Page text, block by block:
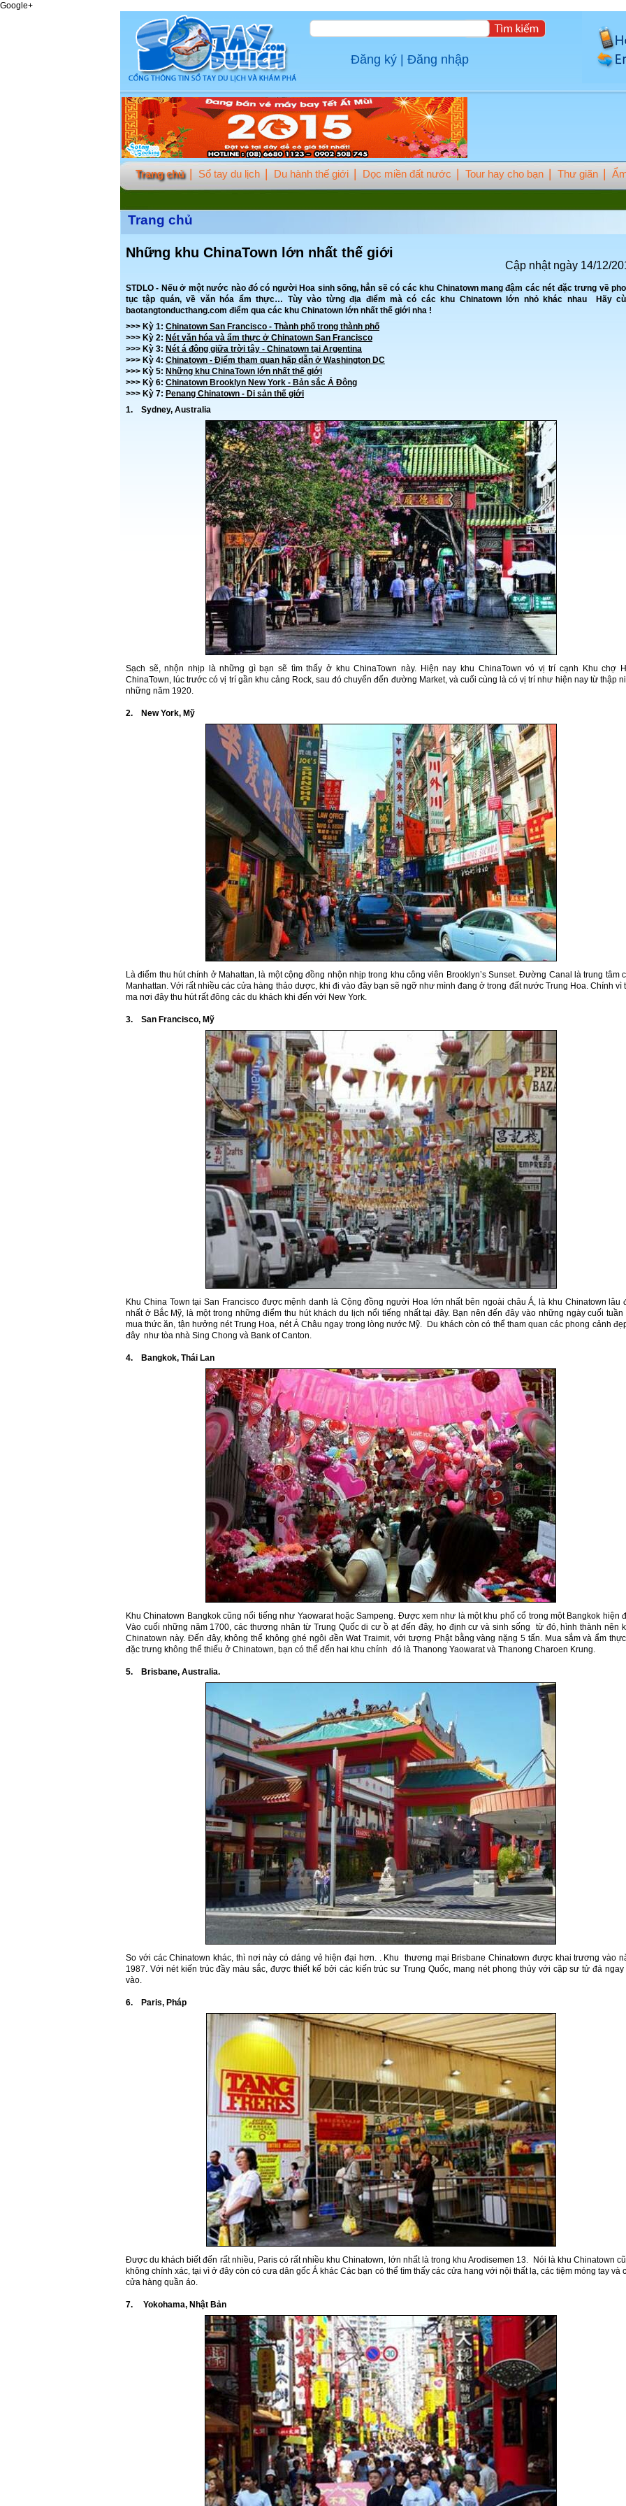
Google+
Đăng ký Đăng nhập
Trang chủ Sổ tay du lịch Du hành thế giới Dọc miền đất nước Tour hay cho bạn Thư giãn
Trang chủ
Những khu ChinaTown lớn nhất thế giới
Cập nhật ngày 14/12/
STDLO - Nếu ở một nước nào đó có người Hoa sinh sống, hẳn sẽ có các khu Chinatown mang đậm các nét đặc trưng về
tục tập quán, về văn hóa ẩm thực… Tùy vào từng địa điểm mà có các khu Chinatown lớn nhỏ khác nhau Hãy
baotangtonducthang.com điểm qua các khu Chinatown lớn nhất thế giới nha !
>>> Kỳ 1: Chinatown San Francisco - Thành phố trong thành phố
>>> Kỳ 2: Nét văn hóa và ẩm thực ở Chinatown San Francisco
>>> Kỳ 3: Nét á đông giữa trời tây - Chinatown tại Argentina
>>> Kỳ 4: Chinatown - Điểm tham quan hấp dẫn ở Washington DC
>>> Kỳ 5: Những khu ChinaTown lớn nhất thế giới
>>> Kỳ 6: Chinatown Brooklyn New York - Bản sắc Á Đông
>>> Kỳ 7: Penang Chinatown - Di sản thế giới
1. Sydney, Australia
Sạch sẽ, nhộn nhịp là những gì bạn sẽ tìm thấy ở khu ChinaTown này. Hiện nay khu ChinaTown vó vị trí cạnh Khu chợ
ChinaTown, lúc trước có vị trí gần khu cảng Rock, sau đó chuyển đến đường Market, và cuối cùng là có vị trí như hiện nay từ thập
những năm 1920.
2. New York, Mỹ
Là điểm thu hút chính ở Mahattan, là một cộng đồng nhộn nhịp trong khu công viên Brooklyn’s Sunset. Đường Canal là trung tâm
Manhattan. Với rất nhiều các cửa hàng thảo dược, khi đi vào đây bạn sẽ ngỡ như mình đang ở trong đất nước Trung Hoa. Chính vì
ma nơi đây thu hút rất đông các du khách khi đến với New York.
3. San Francisco, Mỹ
Khu China Town tại San Francisco được mệnh danh là Cộng đồng người Hoa lớn nhất bên ngoài châu Á, là khu Chinatown lâu
nhất ở Bắc Mỹ, là một trong những điểm thu hút khách du lịch nổi tiếng nhất tại đây. Bạn nên đến đây vào những ngày cuối tuần
mua thức ăn, tận hưởng nét Trung Hoa, nét Á Châu ngay trong lòng nước Mỹ. Du khách còn có thể tham quan các phong cảnh
đây như tòa nhà Sing Chong và Bank of Canton.
4. Bangkok, Thái Lan
Khu Chinatown Bangkok cũng nổi tiếng như Yaowarat hoặc Sampeng. Được xem như là một khu phố cổ trong một Bangkok hiện
Vào cuối những năm 1700, các thương nhân từ Trung Quốc di cư ồ ạt đến đây, họ định cư và sinh sống từ đó, hình thành nên
Chinatown này. Đến đây, không thể không ghé ngôi đền Wat Traimit, với tượng Phật bằng vàng nặng 5 tấn. Mua sắm và ẩm
đặc trưng không thể thiếu ở Chinatown, bạn có thể đến hai khu chính đó là Thanong Yaowarat và Thanong Charoen Krung.
5. Brisbane, Australia.
So với các Chinatown khác, thì nơi này có dáng vẻ hiện đại hơn. . Khu thương mại Brisbane Chinatown được khai trương vào
1987. Với nét kiến trúc đầy màu sắc, được thiết kế bởi các kiến trúc sư Trung Quốc, mang nét phong thủy với cặp sư tử đá ngay
vào.
6. Paris, Pháp
Được du khách biết đến rất nhiều, Paris có rất nhiều khu Chinatown, lớn nhất là trong khu Arodisemen 13. Nói là khu Chinatown
không chính xác, tại vì ở đây còn có cưa dân gốc Á khác Các bạn có thể tìm thấy các cửa hang với nội thất lạ, các tiệm móng tay và
cửa hàng quần áo.
7. Yokohama, Nhật Bản